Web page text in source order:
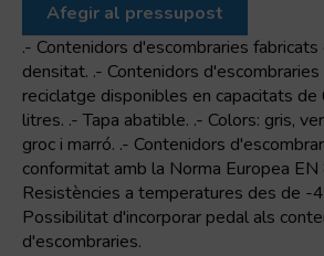
770
Contenidor
d'escombraries
amb
tapa
abatible
i
rodes
Afegir al pressupost
.- Contenidors d'escombraries
densitat. .- Contenidors
reciclatge disponibles en capacitats
litres. .- Tapa abatible. .- Colors: gris,
groc i marró. .- Contenidors
conformitat amb la Norma Europea
Resistències a temperatures des de -
Possibilitat d'incorporar pedal als
d'escombraries.